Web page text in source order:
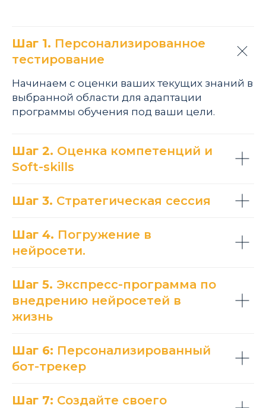
Шаг 1. Персонализированное
тестирование
Начинаем с оценки ваших текущих знаний в
выбранной области для адаптации
программы обучения под ваши цели.
Шаг 2. Оценка компетенций и
Soft-skills
Шаг 3. Стратегическая сессия
Шаг 4. Погружение в
нейросети.
Шаг 5. Экспресс-программа по
внедрению нейросетей в
жизнь
Шаг 6: Персонализированный
бот-трекер
Шаг 7: Создайте своего